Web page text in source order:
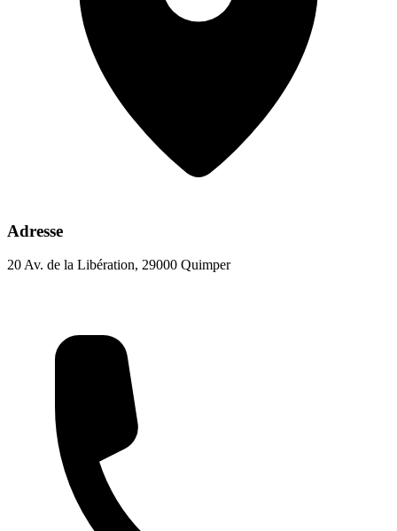
Adresse
20 Av. de la Libération, 29000 Quimper